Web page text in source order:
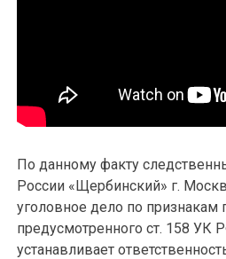
По данному факту
России «Щербинский» г.
уголовное дело по признакам
предусмотренного ст. 158 УК
устанавливает